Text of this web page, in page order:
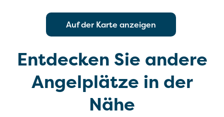
Auf der Karte anzeigen
Entdecken Sie andere
Angelplätze in der
Nähe